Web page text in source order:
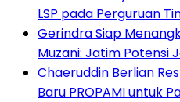
LSP pada Perguruan
Gerindra Siap
Muzani: Jatim Potensi
Chaeruddin Berlian
Baru PROPAMI untuk